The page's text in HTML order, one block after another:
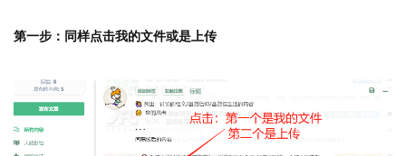
第一步：同样点击我的文件或是上传